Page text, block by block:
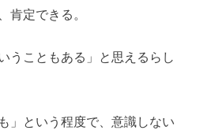
肯定できる。
うこともある」と思えるらし
」という程度で、意識しない